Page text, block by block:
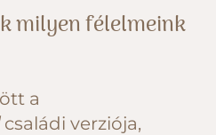
milyen félelmeink
a
családi verziója,